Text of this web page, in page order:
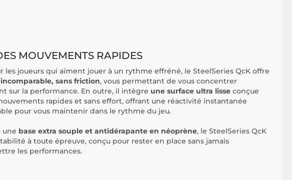
MOUVEMENTS RAPIDES
les joueurs qui aiment jouer à un rythme effréné, le SteelSeries QcK offre
sans friction, vous permettant de vous concentrer
sur la performance. En outre, il intègre une surface ultra lisse conçue
rapides et sans effort, offrant une réactivité instantanée
pour vous maintenir dans le rythme du jeu.
une base extra souple et antidérapante en néoprène, le SteelSeries QcK
à toute épreuve, conçu pour rester en place sans jamais
les performances.